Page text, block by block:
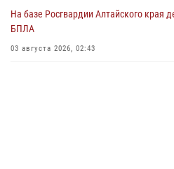
02 июля 2026, 00:55
В краевом управлении
На базе Росгвардии Алтайского края
БПЛА
03 августа 2026, 02:43